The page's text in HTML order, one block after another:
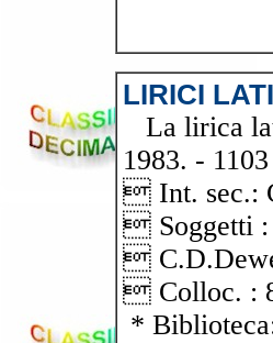
LIRICI
La lirica
1983. -
 Int. sec.:
 Soggetti :

 Colloc. :
*